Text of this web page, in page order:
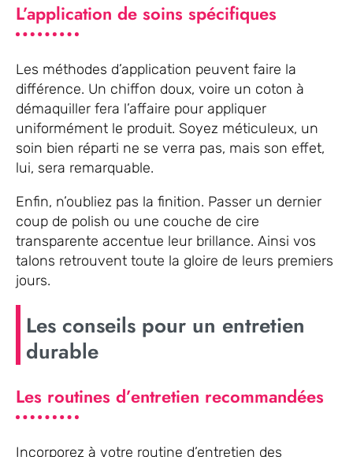
L’application de soins spécifiques
Les méthodes d’application peuvent faire la
différence. Un chiffon doux, voire un coton à
démaquiller fera l’affaire pour appliquer
uniformément le produit. Soyez méticuleux, un
soin bien réparti ne se verra pas, mais son effet,
lui, sera remarquable.
Enfin, n’oubliez pas la finition. Passer un dernier
coup de polish ou une couche de cire
transparente accentue leur brillance. Ainsi vos
talons retrouvent toute la gloire de leurs premiers
jours.
Les conseils pour un entretien
durable
Les routines d’entretien recommandées
Incorporez à votre routine d’entretien des